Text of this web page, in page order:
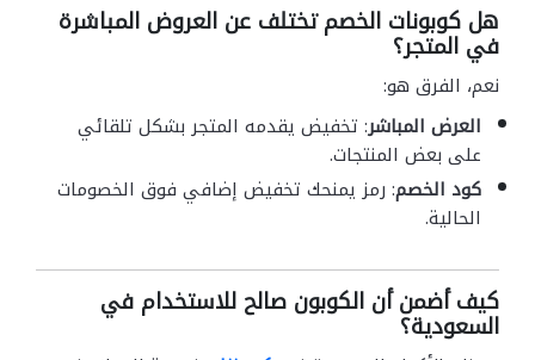
هل كوبونات الخصم تختلف عن العروض المباشرة
في المتجر؟
نعم، الفرق هو:
العرض المباشر: تخفيض يقدمه المتجر بشكل تلقائي
على بعض المنتجات.
كود الخصم: رمز يمنحك تخفيض إضافي فوق الخصومات
الحالية.
كيف أضمن أن الكوبون صالح للاستخدام في
السعودية؟